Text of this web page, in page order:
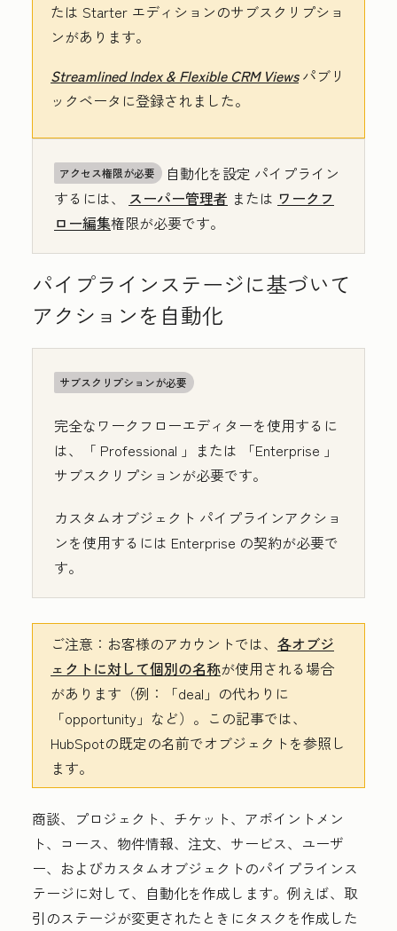
たは Starter エディションのサブスクリプショ
ンがあります。
Streamlined Index & Flexible CRM Viewsパブリ
ックベータに登録されました。
アクセス権限が必要
自動化を設定 パイプライン
するには、 スーパー管理者 または ワークフ
ロー編集権限が必要です。
パイプラインステージに基づいて
アクションを自動化
サブスクリプションが必要
完全なワークフローエディターを使用するに
は、「 Professional 」または 「Enterprise 」
サブスクリプションが必要です。
カスタムオブジェクト パイプラインアクショ
ンを使用するには Enterprise の契約が必要で
す。
ご注意： お客様のアカウントでは、 各オブジ
ェクトに対して個別の名称が使用される場合
があります（例：「deal」の代わりに
「opportunity」など）。この記事では、
HubSpotの既定の名前でオブジェクトを参照し
ます。
商談、プロジェクト、チケット、アポイントメン
ト、コース、物件情報、注文、サービス、ユーザ
ー、およびカスタムオブジェクトのパイプラインス
テージに対して、自動化を作成します。例えば、取
引のステージが変更されたときにタスクを作成した